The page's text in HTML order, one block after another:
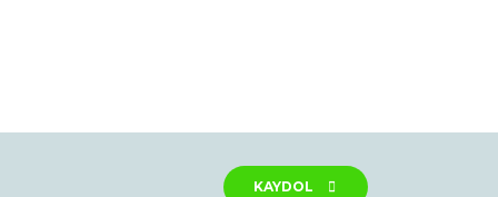
KAYDOL